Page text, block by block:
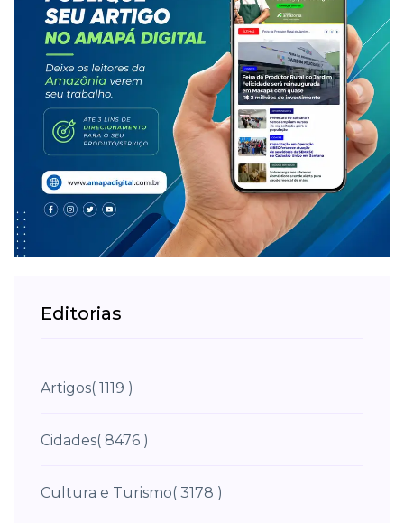
Editorias
Artigos( 1119 )
Cidades( 8476 )
Cultura e Turismo( 3178 )